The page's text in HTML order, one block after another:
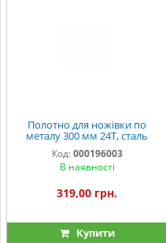
Полотно для ножівки по
металу 300 мм 24Т, сталь
M2+D6A (5 од.) INGCO
INDUSTRIAL
Код: 000196003
В наявності
319,00 грн.
Купити